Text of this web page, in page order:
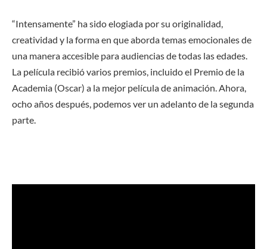
“Intensamente” ha sido elogiada por su originalidad,
creatividad y la forma en que aborda temas emocionales de
una manera accesible para audiencias de todas las edades.
La película recibió varios premios, incluido el Premio de la
Academia (Oscar) a la mejor película de animación. Ahora,
ocho años después, podemos ver un adelanto de la segunda
parte.